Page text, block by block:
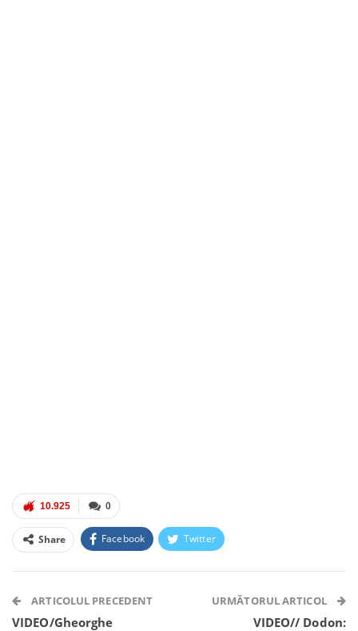
0
10.925
Share Facebook Twitter
Telegram WhatsApp Viber
ARTICOLUL PRECEDENT
VIDEO/Gheorghe
URMĂTORUL ARTICOL
VIDEO// Dodon: